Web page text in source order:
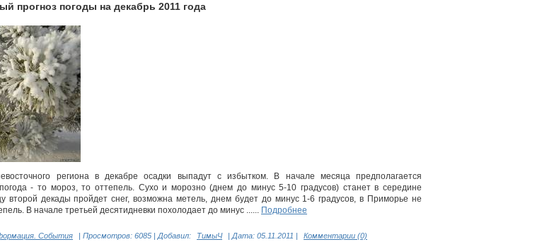
прогноз погоды на декабрь 2011 года
региона в декабре осадки выпадут с избытком. В начале месяца предполагается
- то мороз, то оттепель. Сухо и морозно (днем до минус 5-10 градусов) станет в середине
второй декады пройдет снег, возможна метель, днем будет до минус 1-6 градусов, в Приморье не
В начале третьей десятидневки похолодает до минус ...... Подробнее
События | Просмотров: 6085 | Добавил: ТимыЧ | Дата: 05.11.2011 | Комментарии (0)